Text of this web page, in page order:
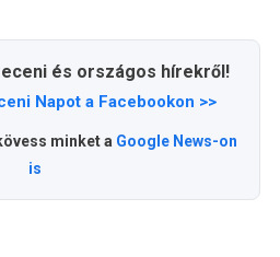
és országos hírekről!
Napot a Facebookon >>
minket a Google News-on
is